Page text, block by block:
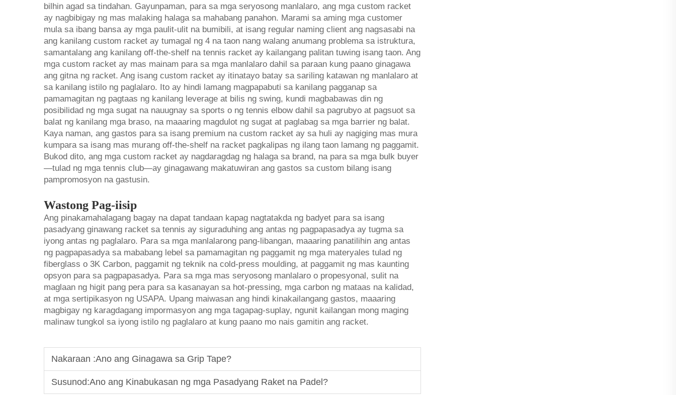
bilhin agad sa tindahan. Gayunpaman, para sa mga seryosong manlalaro, ang mga custom racket
ay nagbibigay ng mas malaking halaga sa mahabang panahon. Marami sa aming mga customer
mula sa ibang bansa ay mga paulit-ulit na bumibili, at isang regular naming client ang nagsasabi na
ang kanilang custom racket ay tumagal ng 4 na taon nang walang anumang problema sa istruktura,
samantalang ang kanilang off-the-shelf na tennis racket ay kailangang palitan tuwing isang taon. Ang
mga custom racket ay mas mainam para sa mga manlalaro dahil sa paraan kung paano ginagawa
ang gitna ng racket. Ang isang custom racket ay itinatayo batay sa sariling katawan ng manlalaro at
sa kanilang istilo ng paglalaro. Ito ay hindi lamang magpapabuti sa kanilang pagganap sa
pamamagitan ng pagtaas ng kanilang leverage at bilis ng swing, kundi magbabawas din ng
posibilidad ng mga sugat na nauugnay sa sports o ng tennis elbow dahil sa pagrubyo at pagsuot sa
balat ng kanilang mga braso, na maaaring magdulot ng sugat at paglabag sa mga barrier ng balat.
Kaya naman, ang gastos para sa isang premium na custom racket ay sa huli ay nagiging mas mura
kumpara sa isang mas murang off-the-shelf na racket pagkalipas ng ilang taon lamang ng paggamit.
Bukod dito, ang mga custom racket ay nagdaragdag ng halaga sa brand, na para sa mga bulk buyer
—tulad ng mga tennis club—ay ginagawang makatuwiran ang gastos sa custom bilang isang
pampromosyon na gastusin.
Wastong Pag-iisip
Ang pinakamahalagang bagay na dapat tandaan kapag nagtatakda ng badyet para sa isang
pasadyang ginawang racket sa tennis ay siguraduhing ang antas ng pagpapasadya ay tugma sa
iyong antas ng paglalaro. Para sa mga manlalarong pang-libangan, maaaring panatilihin ang antas
ng pagpapasadya sa mababang lebel sa pamamagitan ng paggamit ng mga materyales tulad ng
fiberglass o 3K Carbon, paggamit ng teknik na cold-press moulding, at paggamit ng mas kaunting
opsyon para sa pagpapasadya. Para sa mga mas seryosong manlalaro o propesyonal, sulit na
maglaan ng higit pang pera para sa kasanayan sa hot-pressing, mga carbon ng mataas na kalidad,
at mga sertipikasyon ng USAPA. Upang maiwasan ang hindi kinakailangang gastos, maaaring
magbigay ng karagdagang impormasyon ang mga tagapag-suplay, ngunit kailangan mong maging
malinaw tungkol sa iyong istilo ng paglalaro at kung paano mo nais gamitin ang racket.
Nakaraan :Ano ang Ginagawa sa Grip Tape?
Susunod:Ano ang Kinabukasan ng mga Pasadyang Raket na Padel?